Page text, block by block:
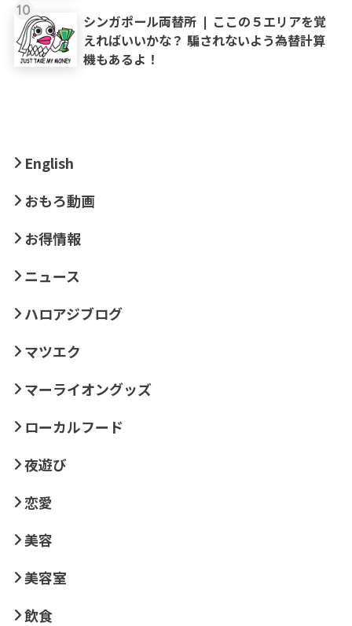
10
シンガポール両替所 ❘ ここの５エリアを覚
えればいいかな？ 騙されないよう為替計算
機もあるよ！
English
おもろ動画
お得情報
ニュース
ハロアジブログ
マツエク
マーライオングッズ
ローカルフード
夜遊び
恋愛
美容
美容室
飲食